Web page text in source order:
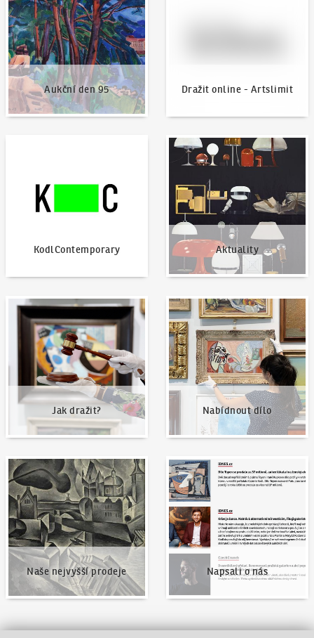
Aukční den 95 Dražit online - Artslimit
KodlContemporary Aktuality
Aktuality
Jak dražit?
Jak dražit?
Nabídnout dílo
Nabídnout dílo
Naše nejvyšší prodeje
Naše nejvyšší prodeje
Napsali o nás
Napsali o nás